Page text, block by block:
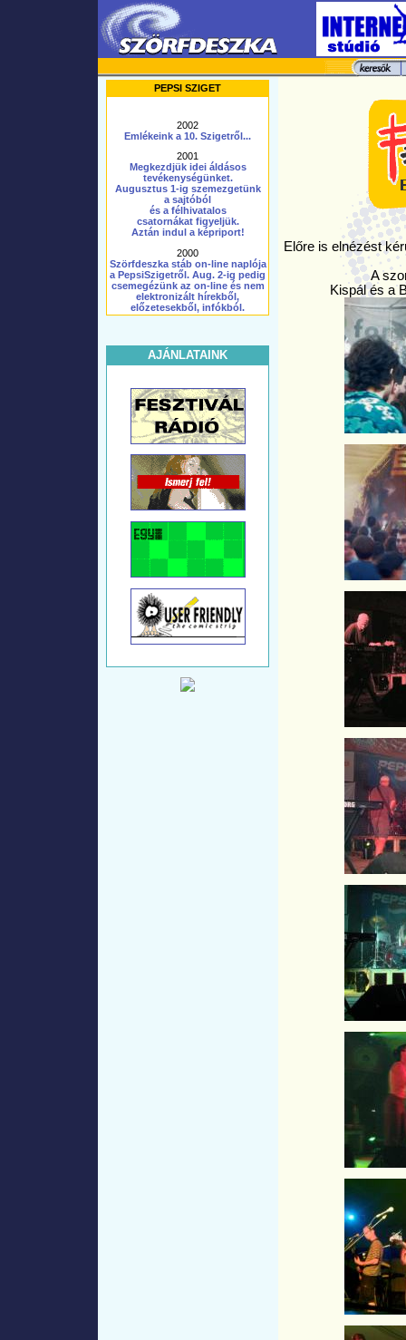
PEPSI SZIGET
2002
Emlékeink a 10. Szigetről...
2001
Megkezdjük idei áldásos
tevékenységünket.
Augusztus 1-ig szemezgetünk
a sajtóból
és a félhivatalos
csatornákat figyeljük.
Aztán indul a képriport!
2000
Szörfdeszka stáb on-line naplója
a PepsiSzigetről. Aug. 2-ig pedig
csemegézünk az on-line és nem
elektronizált hírekből,
előzetesekből, infókból.
AJÁNLATAINK
Előre is elnézést
A
Kispál és a